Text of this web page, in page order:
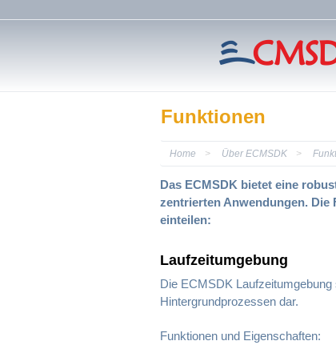
Funktionen
Home Über ECMSDK
Das ECMSDK bietet eine
zentrierten Anwendungen. Die
einteilen:
Laufzeitumgebung
Die ECMSDK
Hintergrundprozessen dar.
Funktionen und Eigenschaften: